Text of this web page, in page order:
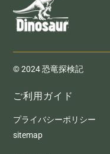
© 2024 恐竜探検記
ご利用ガイド
プライバシーポリシー
sitemap